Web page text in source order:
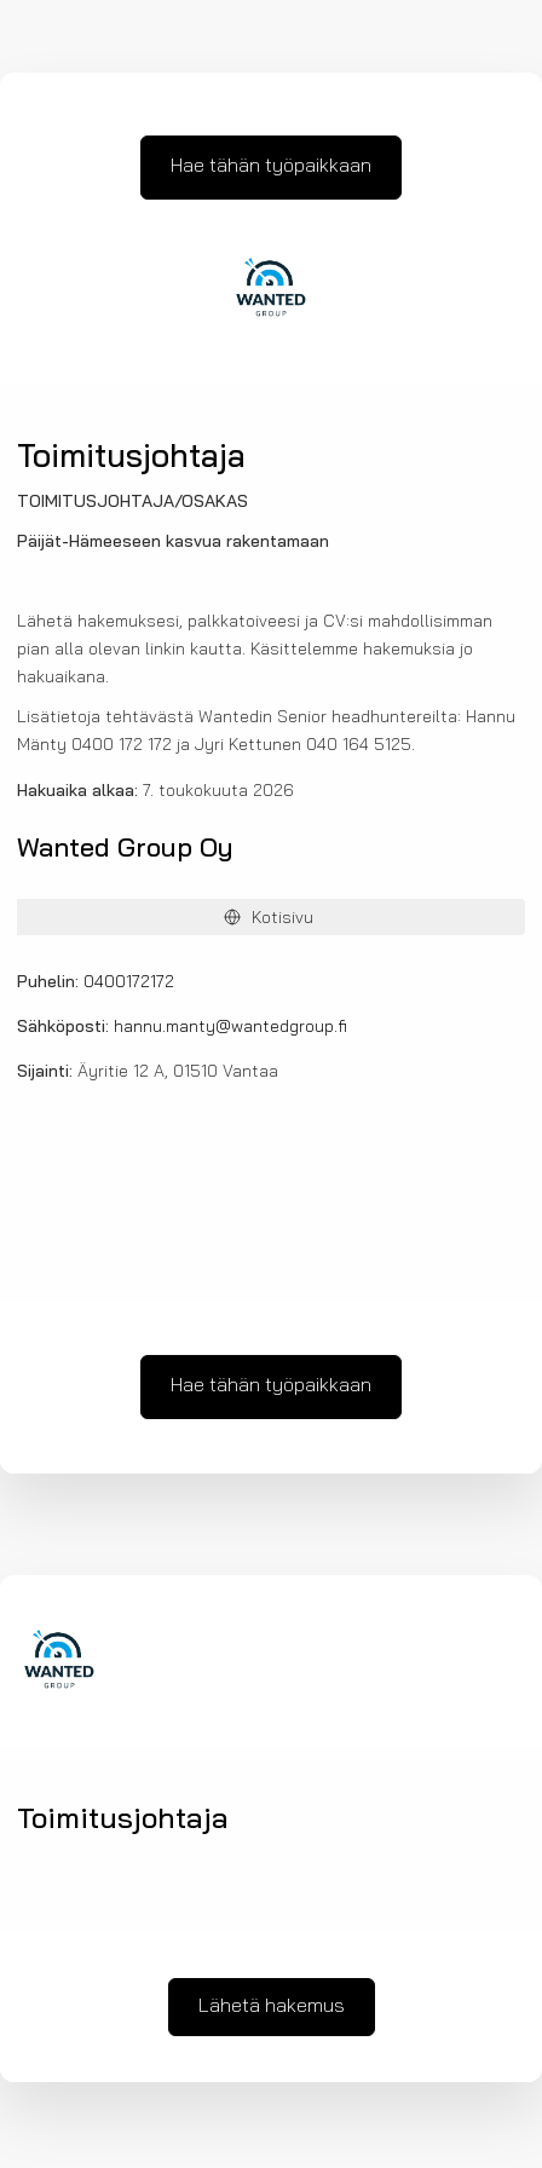
Hae tähän työpaikkaan
Toimitusjohtaja
TOIMITUSJOHTAJA/OSAKAS
Päijät-Hämeeseen kasvua rakentamaan
Lähetä hakemuksesi, palkkatoiveesi ja CV:si mahdollisimman
pian alla olevan linkin kautta. Käsittelemme hakemuksia jo
hakuaikana.
Lisätietoja tehtävästä Wantedin Senior headhuntereilta: Hannu
Mänty 0400 172 172 ja Jyri Kettunen 040 164 5125.
Hakuaika alkaa: 7. toukokuuta 2026
Wanted Group Oy
Kotisivu
Puhelin: 0400172172
Sähköposti: hannu.manty@wantedgroup.fi
Sijainti: Äyritie 12 A, 01510 Vantaa
Hae tähän työpaikkaan
Toimitusjohtaja